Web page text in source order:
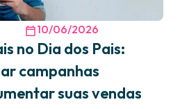
10/06/2026
no Dia dos Pais:
campanhas
suas vendas